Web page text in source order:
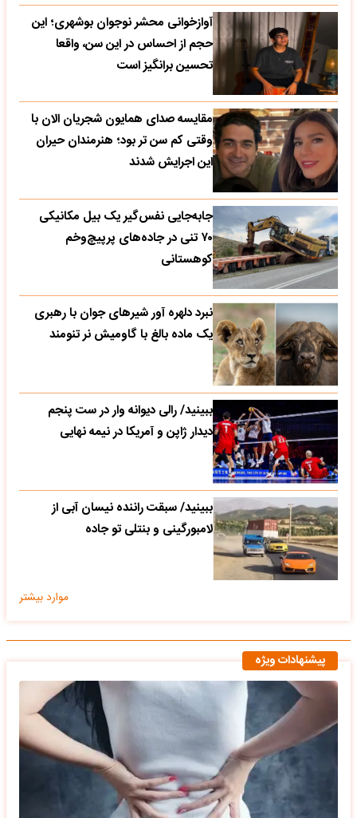
آوازخوانی محشر نوجوان بوشهری؛ این
حجم از احساس در این سن، واقعا
تحسین‌ برانگیز است
مقایسه صدای همایون شجریان الان با
وقتی کم سن تر بود؛ هنرمندان حیران
این اجرایش شدند
جابه‌جایی نفس‌گیر یک بیل مکانیکی
۷۰ تنی در جاده‌های پرپیچ‌وخم
کوهستانی
نبرد دلهره آور شیرهای جوان با رهبری
یک ماده بالغ با گاومیش نر تنومند
ببینید/ رالی دیوانه وار در ست پنجم
دیدار ژاپن و آمریکا در نیمه نهایی
ببینید/ سبقت راننده نیسان آبی از
لامبورگینی و بنتلی تو جاده
موارد بیشتر
پیشنهادات ویژه